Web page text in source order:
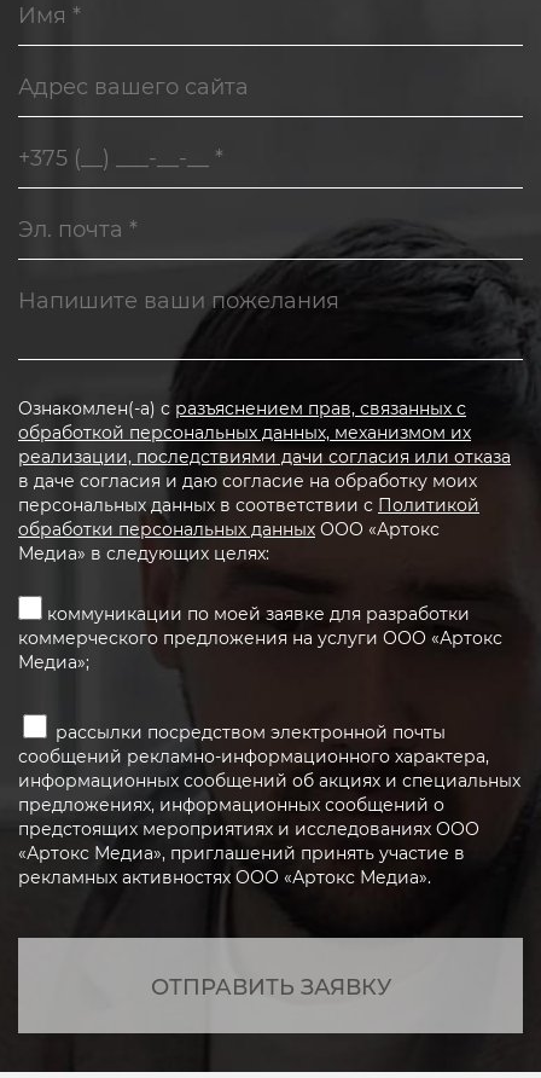
Ознакомлен(-а) с разъяснением прав, связанных с
обработкой персональных данных, механизмом их
реализации, последствиями дачи согласия или отказа
в даче согласия и даю согласие на обработку моих
персональных данных в соответствии с Политикой
обработки персональных данных ООО «Артокс
Медиа» в следующих целях:
коммуникации по моей заявке для разработки
коммерческого предложения на услуги ООО «Артокс
Медиа»;
рассылки посредством электронной почты
сообщений рекламно-информационного характера,
информационных сообщений об акциях и специальных
предложениях, информационных сообщений о
предстоящих мероприятиях и исследованиях ООО
«Артокс Медиа», приглашений принять участие в
рекламных активностях ООО «Артокс Медиа».
ОТПРАВИТЬ ЗАЯВКУ